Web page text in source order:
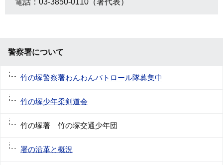
電話：03-3850-0110（署代表）
警察署について
竹の塚警察署わんわんパトロール隊募集中
竹の塚少年柔剣道会
竹の塚署 竹の塚交通少年団
署の沿革と概況